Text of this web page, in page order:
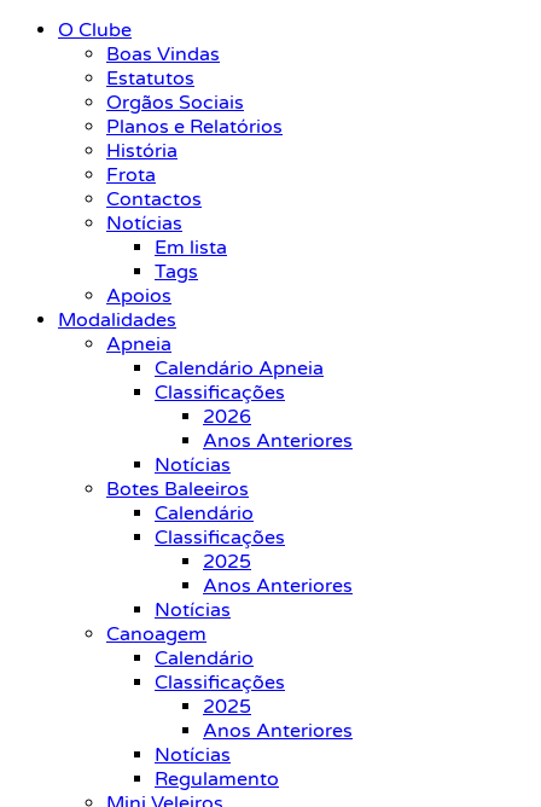
O Clube
Boas Vindas
Estatutos
Orgãos Sociais
Planos e Relatórios
História
Frota
Contactos
Notícias
Em lista
Tags
Apoios
Modalidades
Apneia
Calendário Apneia
Classificações
2026
Anos Anteriores
Notícias
Botes Baleeiros
Calendário
Classificações
2025
Anos Anteriores
Notícias
Canoagem
Calendário
Classificações
2025
Anos Anteriores
Notícias
Regulamento